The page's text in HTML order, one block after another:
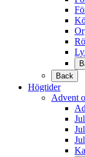
Back
Högtider
Advent